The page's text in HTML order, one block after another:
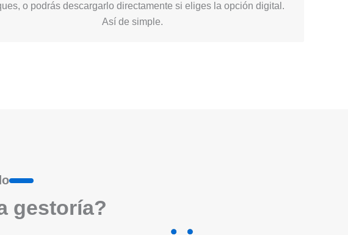
o podrás descargarlo directamente si eliges la opción digital.
Así de simple.
gestoría?